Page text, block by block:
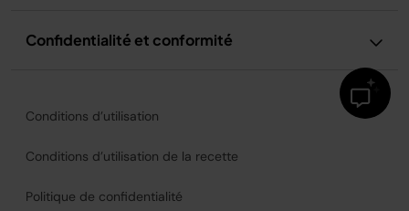
Confidentialité et conformité
Conditions d’utilisation
Conditions d’utilisation de la recette
Politique de confidentialité